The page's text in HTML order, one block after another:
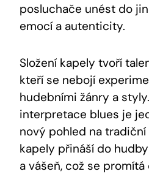
posluchače unést do
emocí a autenticity.
Složení kapely tvoří
kteří se nebojí
hudebními žánry a
interpretace blues je
nový pohled na tradiční
kapely přináší do
a vášeň, což se